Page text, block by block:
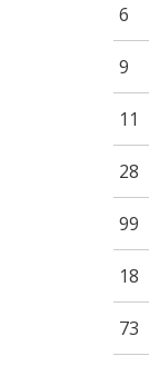
6
9
11
28
99
18
73